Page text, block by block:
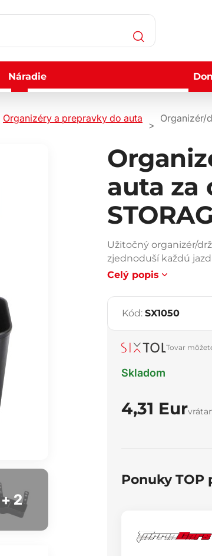
Náradie
Organizéry a prepravky do auta Organizér/
auta za
Užitočný organizér/
zjednoduší každú
Celý popis
+ 2
Kód: SX1050
Tovar
Skladom
4,31 Eur
Ponuky TOP